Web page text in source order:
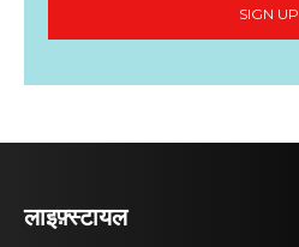
SIGN UP
लाइफ़्स्टायल